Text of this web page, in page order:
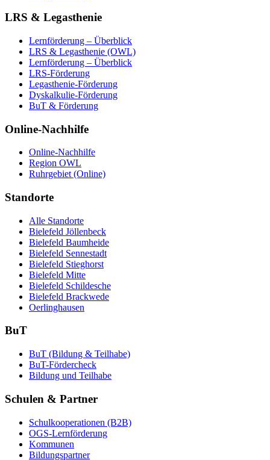
LRS & Legasthenie
Lernförderung – Überblick
LRS & Legasthenie (OWL)
Lernförderung – Überblick
LRS-Förderung
Legasthenie-Förderung
Dyskalkulie-Förderung
BuT & Förderung
Online-Nachhilfe
Online-Nachhilfe
Region OWL
Ruhrgebiet (Online)
Standorte
Alle Standorte
Bielefeld Jöllenbeck
Bielefeld Baumheide
Bielefeld Sennestadt
Bielefeld Stieghorst
Bielefeld Mitte
Bielefeld Schildesche
Bielefeld Brackwede
Oerlinghausen
BuT
BuT (Bildung & Teilhabe)
BuT-Fördercheck
Bildung und Teilhabe
Schulen & Partner
Schulkooperationen (B2B)
OGS-Lernförderung
Kommunen
Bildungspartner